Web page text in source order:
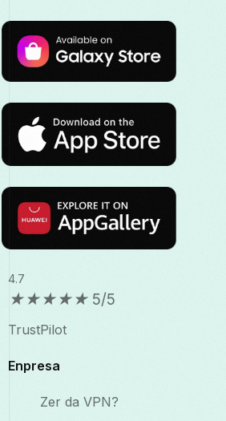
4.7
★★★★★ 5/5
TrustPilot
Enpresa
Zer da VPN?